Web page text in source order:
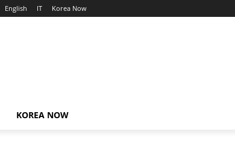
English IT Korea Now
KOREA NOW